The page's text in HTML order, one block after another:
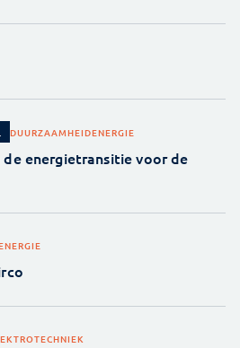
DUURZAAMHEIDENERGIE
de energietransitie voor de